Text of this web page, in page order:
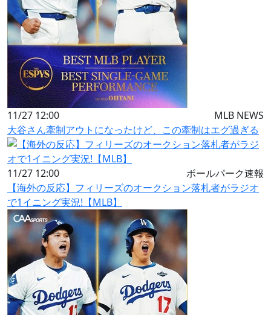
11/27 12:00
MLB NEWS
大谷さん牽制アウトになったけど、この牽制はエグ過ぎる
11/27 12:00
ボールパーク速報
【海外の反応】フィリーズのオークション落札者がラジオ
で1イニング実況!【MLB】